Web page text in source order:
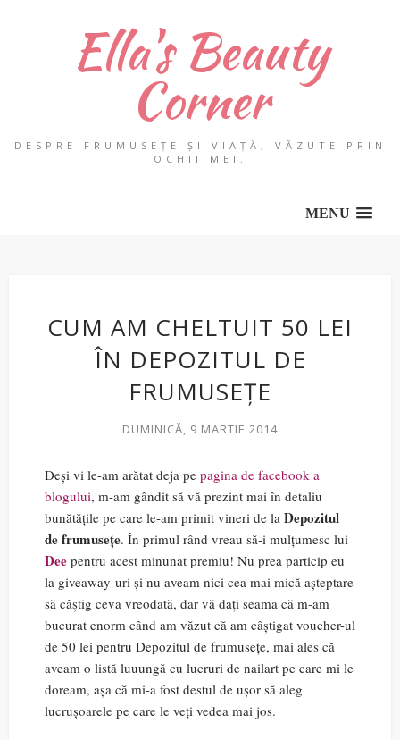
Ella's Beauty
Corner
DESPRE FRUMUSEȚE ȘI VIAȚĂ, VĂZUTE PRIN
OCHII MEI.
MENU
CUM AM CHELTUIT 50 LEI
ÎN DEPOZITUL DE
FRUMUSEȚE
DUMINICĂ, 9 MARTIE 2014
Deși vi le-am arătat deja pe pagina de facebook a
blogului, m-am gândit să vă prezint mai în detaliu
bunătățile pe care le-am primit vineri de la Depozitul
de frumusețe. În primul rând vreau să-i mulțumesc lui
Dee pentru acest minunat premiu! Nu prea particip eu
la giveaway-uri și nu aveam nici cea mai mică așteptare
să câștig ceva vreodată, dar vă dați seama că m-am
bucurat enorm când am văzut că am câștigat voucher-ul
de 50 lei pentru Depozitul de frumusețe, mai ales că
aveam o listă luuungă cu lucruri de nailart pe care mi le
doream, așa că mi-a fost destul de ușor să aleg
lucrușoarele pe care le veți vedea mai jos.